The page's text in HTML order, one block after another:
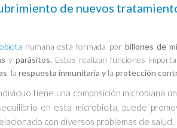
de nuevos
humana está formada por billones de
y parásitos. Estos realizan funciones
, la respuesta inmunitaria y laprotección
tiene una composición microbiana
en esta microbiota, puede
con diversos problemas de salud.